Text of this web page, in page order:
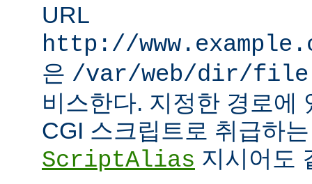
URL
http://
은 /var/web/dir/
비스한다. 지정한 경로에
CGI 스크립트로 취급하
ScriptAlias 지시어도